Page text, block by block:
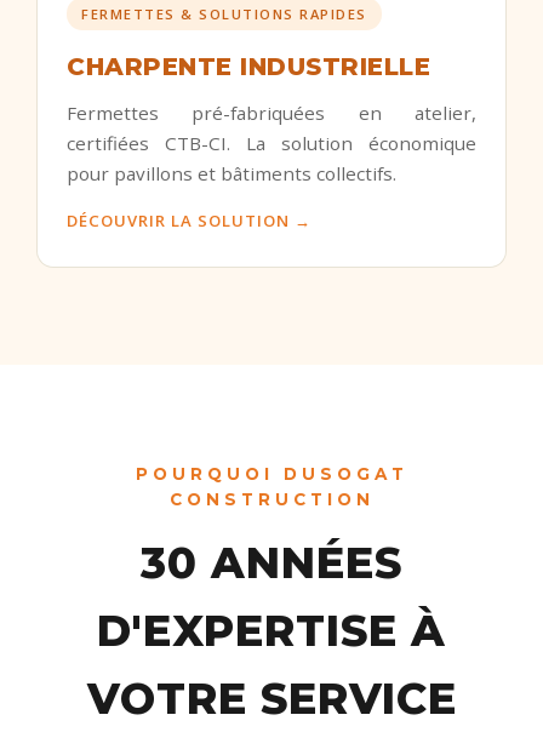
FERMETTES & SOLUTIONS RAPIDES
CHARPENTE INDUSTRIELLE
Fermettes pré-fabriquées en atelier,
certifiées CTB-CI. La solution économique
pour pavillons et bâtiments collectifs.
DÉCOUVRIR LA SOLUTION →
POURQUOI DUSOGAT
CONSTRUCTION
30 ANNÉES
D'EXPERTISE À
VOTRE SERVICE